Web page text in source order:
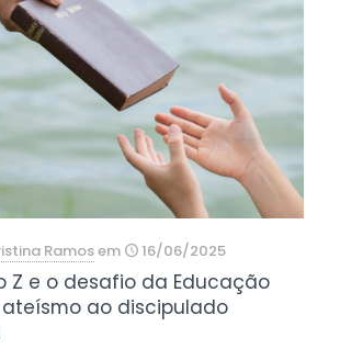
Ramosem 16/06/2025
Z e o desafio da Educação
ateísmo ao discipulado